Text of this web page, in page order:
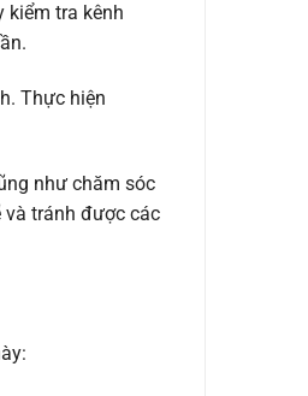
kiểm tra kênh
Thực hiện
như chăm sóc
và tránh được các